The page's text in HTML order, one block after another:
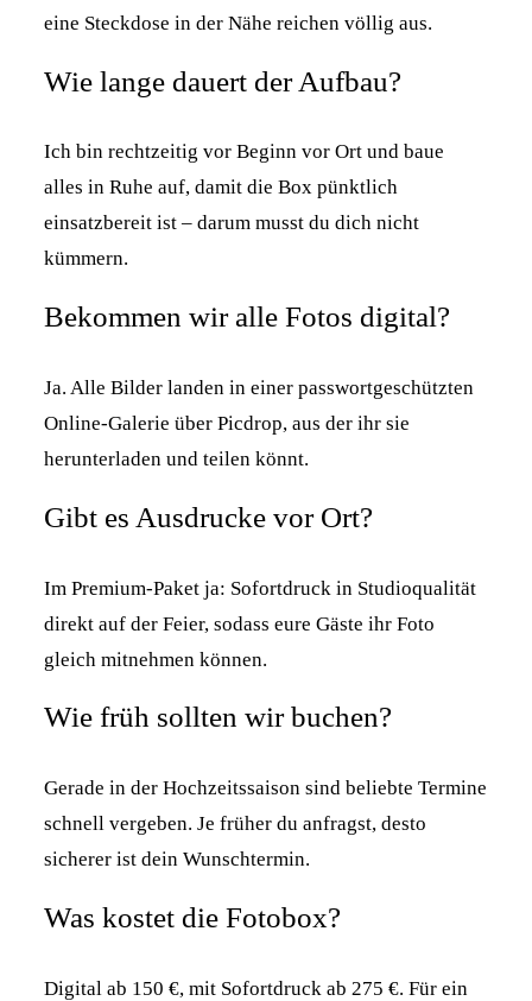
eine Steckdose in der Nähe reichen völlig aus.
Wie lange dauert der Aufbau?
Ich bin rechtzeitig vor Beginn vor Ort und baue
alles in Ruhe auf, damit die Box pünktlich
einsatzbereit ist – darum musst du dich nicht
kümmern.
Bekommen wir alle Fotos digital?
Ja. Alle Bilder landen in einer passwortgeschützten
Online-Galerie über Picdrop, aus der ihr sie
herunterladen und teilen könnt.
Gibt es Ausdrucke vor Ort?
Im Premium-Paket ja: Sofortdruck in Studioqualität
direkt auf der Feier, sodass eure Gäste ihr Foto
gleich mitnehmen können.
Wie früh sollten wir buchen?
Gerade in der Hochzeitssaison sind beliebte Termine
schnell vergeben. Je früher du anfragst, desto
sicherer ist dein Wunschtermin.
Was kostet die Fotobox?
Digital ab 150 €, mit Sofortdruck ab 275 €. Für ein